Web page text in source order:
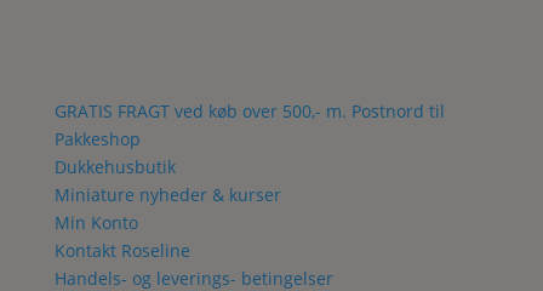
GRATIS FRAGT ved køb over 500,- m. Postnord til
Pakkeshop
Dukkehusbutik
Miniature nyheder & kurser
Min Konto
Kontakt Roseline
Handels- og leverings- betingelser